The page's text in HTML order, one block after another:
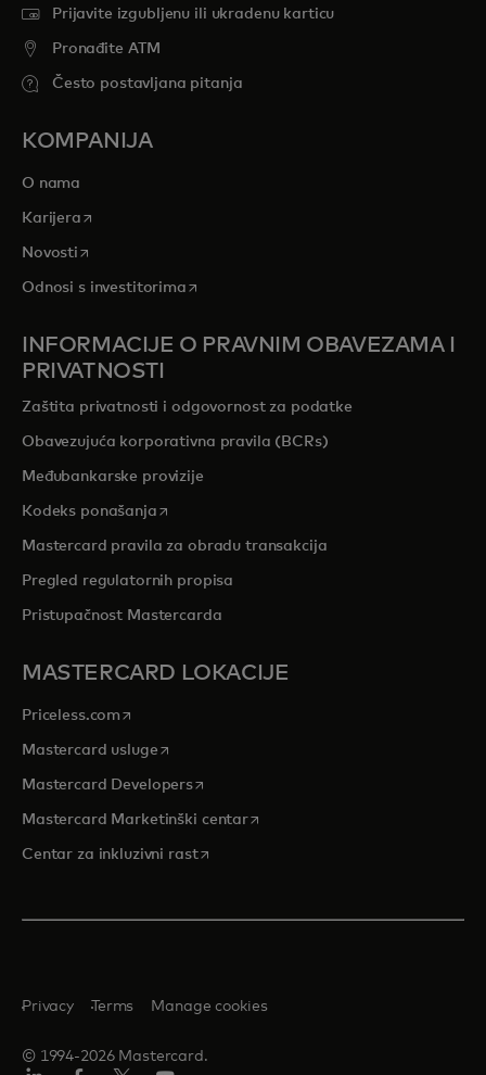
Prijavite izgubljenu ili ukradenu karticu
Pronađite ATM
Često postavljana pitanja
KOMPANIJA
O nama
Karijeraopens in a new tab
Novosti opens in a new tab
Odnosi s investitorimaopens in a new tab
INFORMACIJE O PRAVNIM OBAVEZAMA I
PRIVATNOSTI
Zaštita privatnosti i odgovornost za podatke
Obavezujuća korporativna pravila (BCRs)
Međubankarske provizije
Kodeks ponašanjaopens in a new tab
Mastercard pravila za obradu transakcija
Pregled regulatornih propisa
Pristupačnost Mastercarda
MASTERCARD LOKACIJE
Priceless.com opens in a new tab
Mastercard uslugeopens in a new tab
Mastercard Developersopens in a new tab
Mastercard Marketinški centaropens in a new tab
Centar za inkluzivni rastopens in a new tab
© 1994-2026 Mastercard.
Privacy Terms Manage cookies